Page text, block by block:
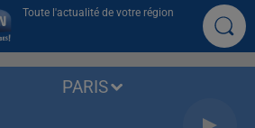
Toute l'actualité de votre région
PARIS